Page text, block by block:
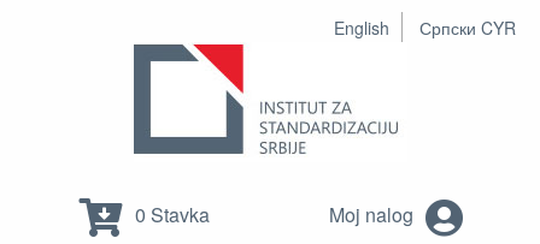
English Српски CYR
0 Stavka Moj nalog